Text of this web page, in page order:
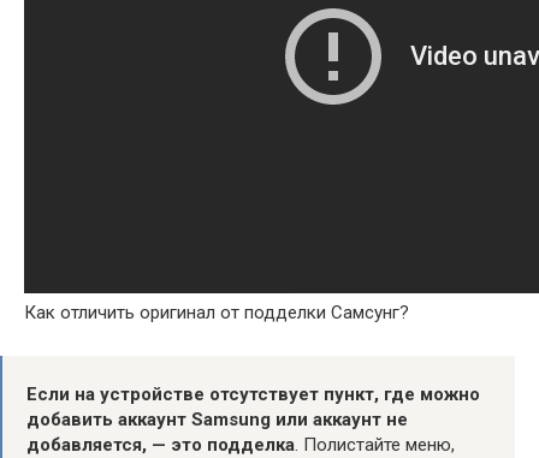
Как отличить оригинал от подделки Самсунг?
Если на устройстве отсутствует пункт, где можно
добавить аккаунт Samsung или аккаунт не
добавляется, — это подделка. Полистайте меню,